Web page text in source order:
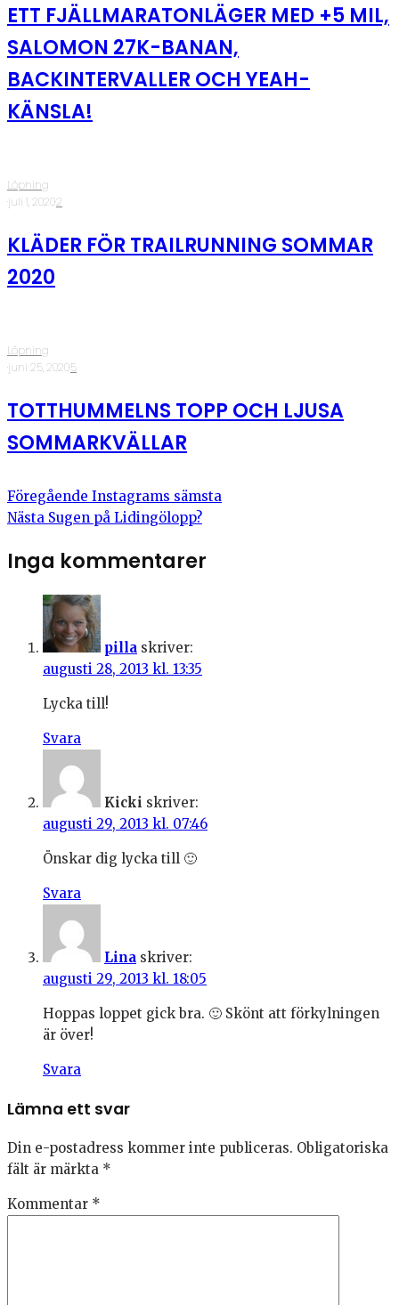
ETT FJÄLLMARATONLÄGER MED +5 MIL,
SALOMON 27K-BANAN,
BACKINTERVALLER OCH YEAH-
KÄNSLA!
Löpning
·juli 1, 2020·2
KLÄDER FÖR TRAILRUNNING SOMMAR
2020
Löpning
·juni 25, 2020·5
TOTTHUMMELNS TOPP OCH LJUSA
SOMMARKVÄLLAR
Föregående Instagrams sämsta
Nästa Sugen på Lidingölopp?
Inga kommentarer
pilla skriver:
augusti 28, 2013 kl. 13:35
Lycka till!
Svara
Kicki skriver:
augusti 29, 2013 kl. 07:46
Önskar dig lycka till 🙂
Svara
Lina skriver:
augusti 29, 2013 kl. 18:05
Hoppas loppet gick bra. 🙂 Skönt att förkylningen
är över!
Svara
Lämna ett svar
Din e-postadress kommer inte publiceras. Obligatoriska
fält är märkta *
Kommentar *